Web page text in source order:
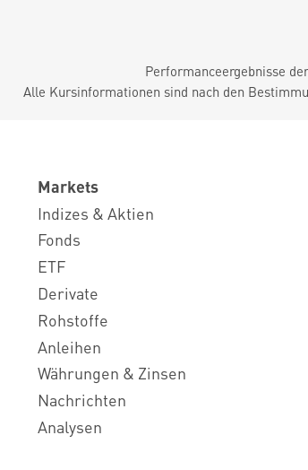
Performanceergebnisse
Alle Kursinformationen sind nach den
Markets
Indizes & Aktien
Fonds
ETF
Derivate
Rohstoffe
Anleihen
Währungen & Zinsen
Nachrichten
Analysen